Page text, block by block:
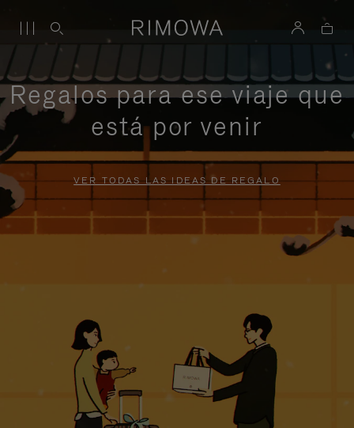
Regalos para ese viaje que
está por venir
VER TODAS LAS IDEAS DE REGALO